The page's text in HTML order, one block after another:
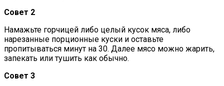
Совет 2
Намажьте горчицей либо целый кусок мяса, либо
нарезанные порционные куски и оставьте
пропитываться минут на 30. Далее мясо можно жарить,
запекать или тушить как обычно.
Совет 3